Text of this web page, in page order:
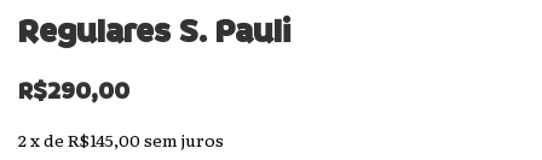
Regulares S. Pauli
R$290,00
2xde R$145,00 sem juros